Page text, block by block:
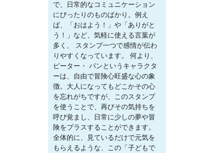
で、日常的なコミュニケーション
にぴったりのものばかり。例え
ば、「おはよう！」や「ありがと
う！」など、気軽に使える言葉が
多く、 スタンプ一つで感情が伝わ
りやすくなっています。 何より、
ピーター・ パンというキャラクタ
ーは、自由で冒険心旺盛な心の象
徴。大人になってもどこかその心
を忘れがちですが、このスタンプ
を使うことで、再びその気持ちを
呼び覚まし、日常に少しの夢や冒
険をプラスすることができます。
全体的に、見ているだけで元気を
もらえるような、この「子どもで